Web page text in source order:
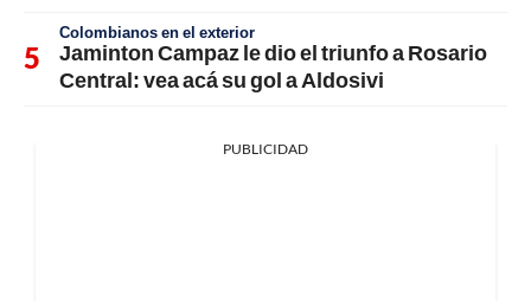
Colombianos en el exterior
Jaminton Campaz le dio el triunfo a Rosario
Central: vea acá su gol a Aldosivi
PUBLICIDAD